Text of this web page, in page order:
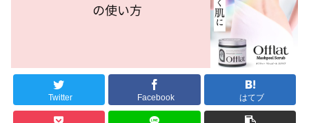
Twitter Facebook はてブ